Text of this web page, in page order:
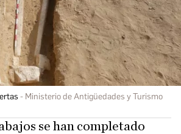
Ministerio de Antigüedades y Turismo
se han completado